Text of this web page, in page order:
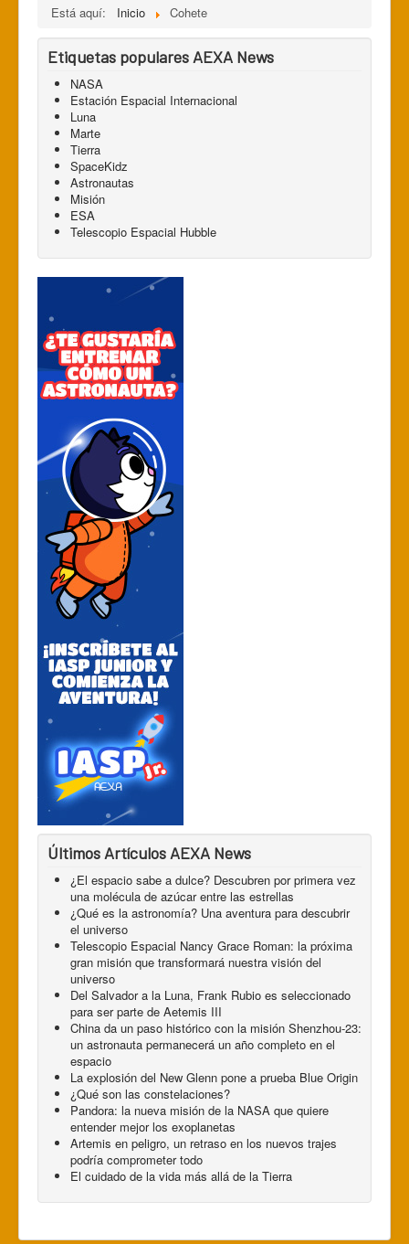
Está aquí: Inicio Cohete
Etiquetas populares AEXA News
NASA
Estación Espacial Internacional
Luna
Marte
Tierra
SpaceKidz
Astronautas
Misión
ESA
Telescopio Espacial Hubble
Últimos Artículos AEXA News
¿El espacio sabe a dulce? Descubren por primera vez
una molécula de azúcar entre las estrellas
¿Qué es la astronomía? Una aventura para descubrir
el universo
Telescopio Espacial Nancy Grace Roman: la próxima
gran misión que transformará nuestra visión del
universo
Del Salvador a la Luna, Frank Rubio es seleccionado
para ser parte de Aetemis III
China da un paso histórico con la misión Shenzhou-23:
un astronauta permanecerá un año completo en el
espacio
La explosión del New Glenn pone a prueba Blue Origin
¿Qué son las constelaciones?
Pandora: la nueva misión de la NASA que quiere
entender mejor los exoplanetas
Artemis en peligro, un retraso en los nuevos trajes
podría comprometer todo
El cuidado de la vida más allá de la Tierra